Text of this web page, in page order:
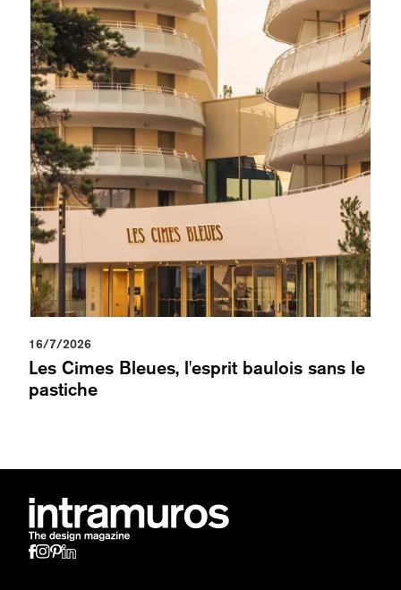
16/7/2026
Les Cimes Bleues, l'esprit baulois sans le
pastiche